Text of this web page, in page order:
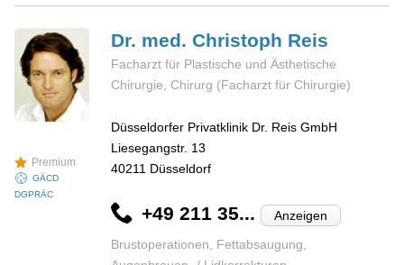
Premium
GÄCD
DGPRÄC
Dr. med. Christoph Reis
Facharzt für Plastische und Ästhetische
Chirurgie, Chirurg (Facharzt für Chirurgie)
Düsseldorfer Privatklinik Dr. Reis GmbH
Liesegangstr. 13
40211 Düsseldorf
+49 211 35... Anzeigen
Brustoperationen, Fettabsaugung,